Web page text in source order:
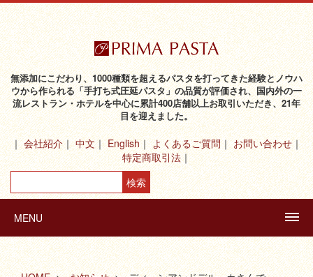
無添加にこだわり、1000種類を超えるパスタを打ってきた経験とノウハ
ウから作られる「手打ち式圧延パスタ」の品質が評価され、国内外の一
流レストラン・ホテルを中心に累計400店舗以上お取引いただき、21年
目を迎えました。
会社紹介 中文 English よくあるご質問
お問い合わせ
特定商取引法
MENU